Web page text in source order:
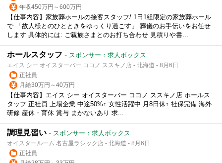
年収450万円～600万円
【仕事内容】家族葬ホールの接客スタッフ/ 1日1組限定の家族葬ホール
で 「故人様とのひとときをゆっくり過ごす」 葬儀のお手伝いをお任せ
します 具体的には: ご親族さまとのお打ち合わせ 見積りや書...
ホールスタッフ - スポンサー：求人ボックス
エイス シー オイスターバー ココノ ススキノ店 - 北海道 - 8月6日
正社員
月給30万円～40万円
【仕事内容】エイス シー オイスターバー ココノ ススキノ店 ホールス
タッフ 正社員 上場企業 中途50%↑ 女性活躍中 月8日休↑ 社保完備 海外
研修 産休・育休 賞与 まかないあり 求...
調理見習い - スポンサー：求人ボックス
オイスタールーム 名古屋ラシック店 - 北海道 - 8月6日
正社員